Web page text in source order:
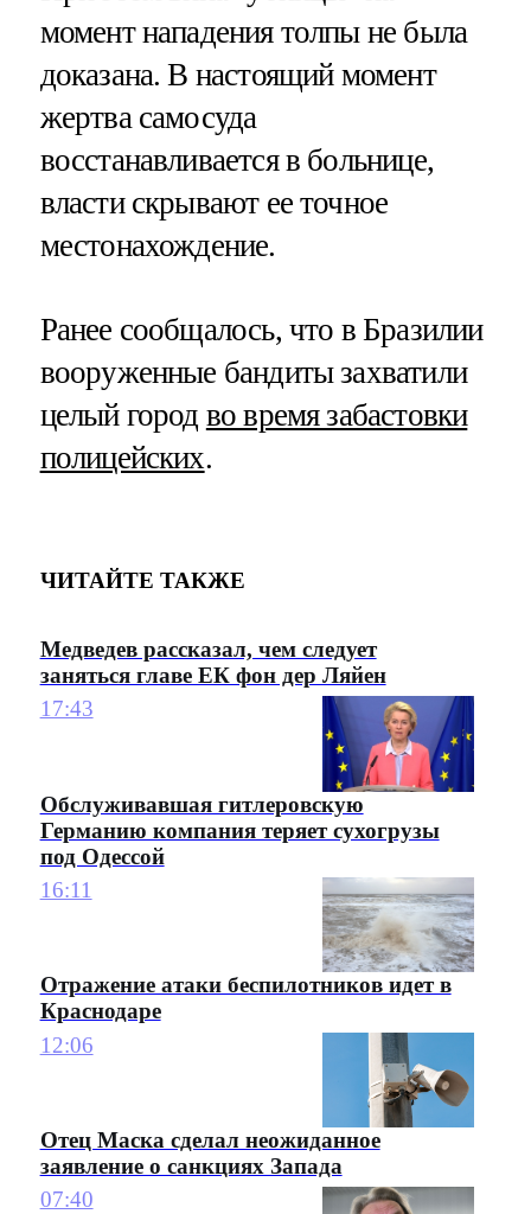
момент нападения толпы не была
доказана. В настоящий момент
жертва самосуда
восстанавливается в больнице,
власти скрывают ее точное
местонахождение.
Ранее сообщалось, что в Бразилии
вооруженные бандиты захватили
целый город во время забастовки
полицейских.
ЧИТАЙТЕ ТАКЖЕ
Медведев рассказал, чем следует
заняться главе ЕК фон дер Ляйен
17:43
Обслуживавшая гитлеровскую
Германию компания теряет сухогрузы
под Одессой
16:11
Отражение атаки беспилотников идет в
Краснодаре
12:06
Отец Маска сделал неожиданное
заявление о санкциях Запада
07:40